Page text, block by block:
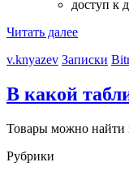
доступ к
Читать далее
v.knyazev Записки
В какой
Товары можно найти
Рубрики